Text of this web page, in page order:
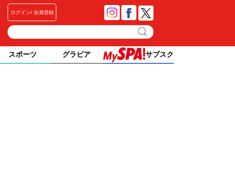
ログイン 会員登録
スポーツ グラビア サブスク